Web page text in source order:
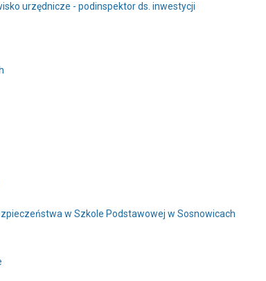
urzędnicze - podinspektor ds. inwestycji
w Szkole Podstawowej w Sosnowicach